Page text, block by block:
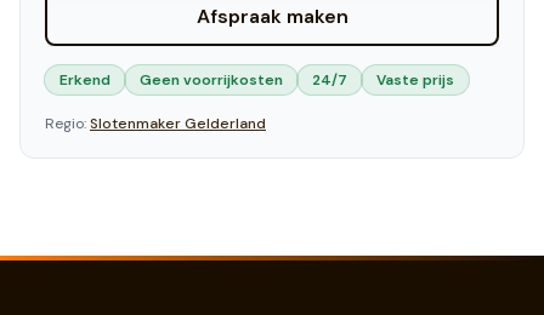
Afspraak maken
Erkend Geen voorrijkosten 24/7 Vaste prijs
Regio:SlotenmakerGelderland